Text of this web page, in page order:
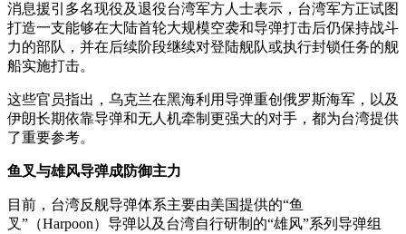
消息援引多名现役及退役台湾军方人士表示，台湾军方正试图
打造一支能够在大陆首轮大规模空袭和导弹打击后仍保持战斗
力的部队，并在后续阶段继续对登陆舰队或执行封锁任务的舰
船实施打击。
这些官员指出，乌克兰在黑海利用导弹重创俄罗斯海军，以及
伊朗长期依靠导弹和无人机牵制更强大的对手，都为台湾提供
了重要参考。
鱼叉与雄风导弹成防御主力
目前，台湾反舰导弹体系主要由美国提供的“鱼
叉”（Harpoon）导弹以及台湾自行研制的“雄风”系列导弹组